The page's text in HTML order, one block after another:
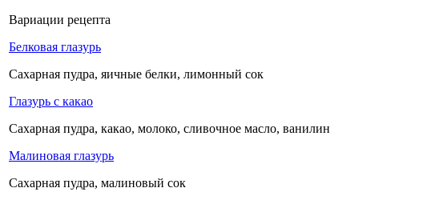
Вариации рецепта
Белковая глазурь
Сахарная пудра, яичные белки, лимонный сок
Глазурь с какао
Сахарная пудра, какао, молоко, сливочное масло, ванилин
Малиновая глазурь
Сахарная пудра, малиновый сок